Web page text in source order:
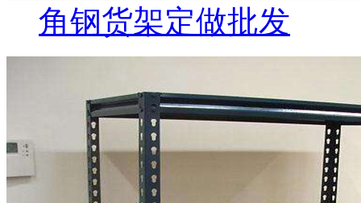
角钢货架定做批发